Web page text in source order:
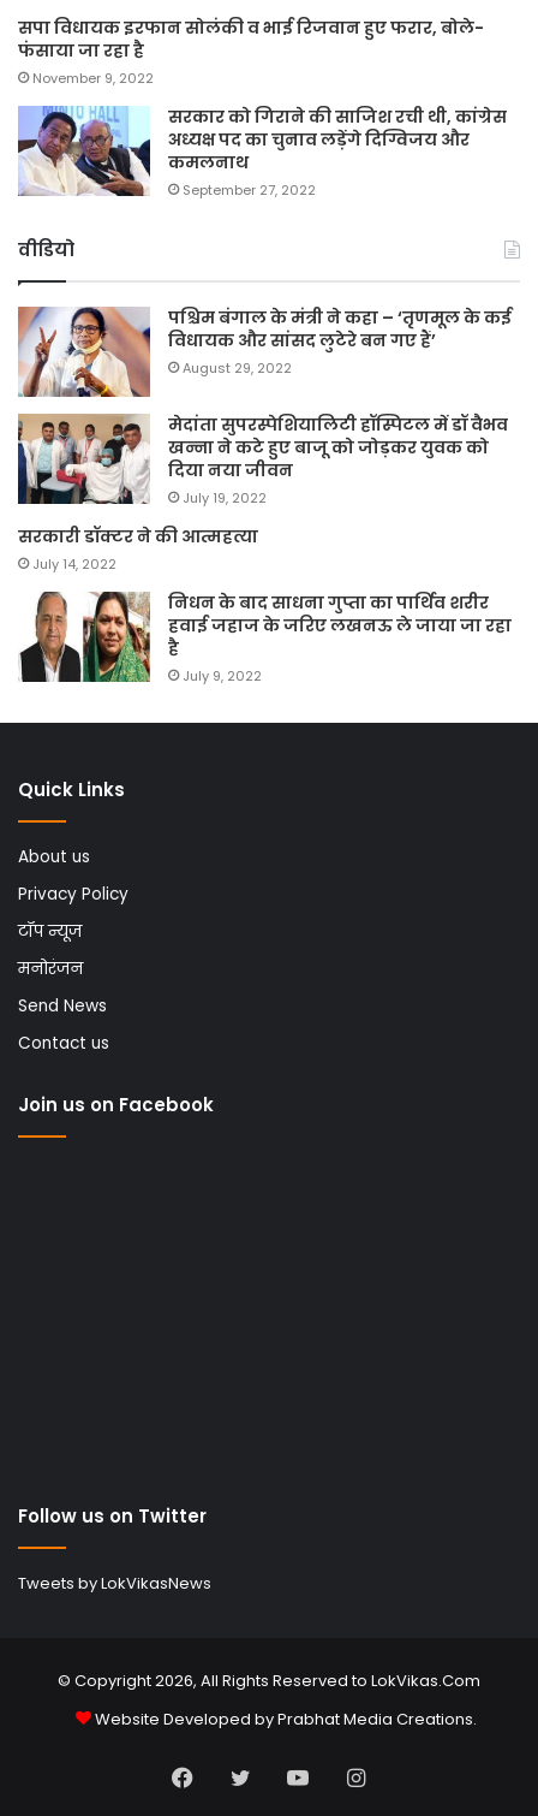
सपा विधायक इरफान सोलंकी व भाई रिजवान हुए फरार, बोले-
फंसाया जा रहा है
November 9, 2022
सरकार को गिराने की साजिश रची थी, कांग्रेस
अध्यक्ष पद का चुनाव लड़ेंगे दिग्विजय और
कमलनाथ
September 27, 2022
वीडियो
पश्चिम बंगाल के मंत्री ने कहा – ‘तृणमूल के कई
विधायक और सांसद लुटेरे बन गए हैं’
August 29, 2022
मेदांता सुपरस्पेशियालिटी हॉस्पिटल में डॉ वैभव
खन्ना ने कटे हुए बाजू को जोड़कर युवक को
दिया नया जीवन
July 19, 2022
सरकारी डॉक्टर ने की आत्महत्या
July 14, 2022
निधन के बाद साधना गुप्ता का पार्थिव शरीर
हवाई जहाज के जरिए लखनऊ ले जाया जा रहा
है
July 9, 2022
Quick Links
About us
Privacy Policy
टॉप न्यूज
मनोरंजन
Send News
Contact us
Join us on Facebook
Follow us on Twitter
Tweets by LokVikasNews
© Copyright 2026, All Rights Reserved to LokVikas.Com
Website Developed byPrabhat Media Creations.
Facebook
TwitterYouTubeInstagram